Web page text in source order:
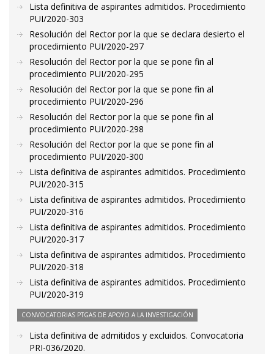
Lista definitiva de aspirantes admitidos. Procedimiento
PUI/2020-303
Resolución del Rector por la que se declara desierto el
procedimiento PUI/2020-297
Resolución del Rector por la que se pone fin al
procedimiento PUI/2020-295
Resolución del Rector por la que se pone fin al
procedimiento PUI/2020-296
Resolución del Rector por la que se pone fin al
procedimiento PUI/2020-298
Resolución del Rector por la que se pone fin al
procedimiento PUI/2020-300
Lista definitiva de aspirantes admitidos. Procedimiento
PUI/2020-315
Lista definitiva de aspirantes admitidos. Procedimiento
PUI/2020-316
Lista definitiva de aspirantes admitidos. Procedimiento
PUI/2020-317
Lista definitiva de aspirantes admitidos. Procedimiento
PUI/2020-318
Lista definitiva de aspirantes admitidos. Procedimiento
PUI/2020-319
CONVOCATORIAS PTGAS DE APOYO A LA INVESTIGACIÓN
Lista definitiva de admitidos y excluidos. Convocatoria
PRI-036/2020.